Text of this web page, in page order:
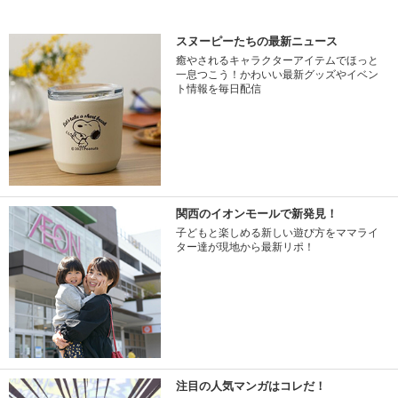
スヌーピーたちの最新ニュース
癒やされるキャラクターアイテムでほっと
一息つこう！かわいい最新グッズやイベン
ト情報を毎日配信
関西のイオンモールで新発見！
子どもと楽しめる新しい遊び方をママライ
ター達が現地から最新リポ！
注目の人気マンガはコレだ！